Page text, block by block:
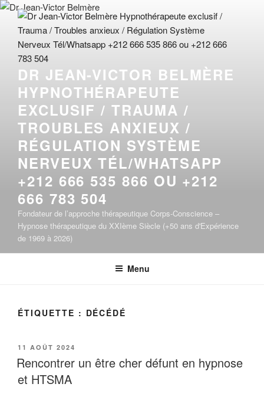
Aller
contenu
principal
DR JEAN-VICTOR BELMÈRE
HYPNOTHÉRAPEUTE
EXCLUSIF / TRAUMA /
TROUBLES ANXIEUX /
RÉGULATION SYSTÈME
NERVEUX TÉL/WHATSAPP
+212 666 535 866 OU +212
666 783 504
Fondateur de l’approche thérapeutique Corps-Conscience –
Hypnose thérapeutique du XXIème Siècle (+50 ans d'Expérience
de 1969 à 2026)
Menu
ÉTIQUETTE : DÉCÉDÉ
PUBLIÉ
LE
11 AOÛT 2024
Rencontrer un être cher défunt en hypnose
et HTSMA